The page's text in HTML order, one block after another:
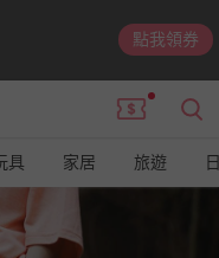
點我領券
具 家居 旅遊